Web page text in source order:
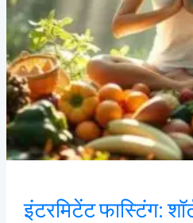
इंटरमिटेंट फास्टिंग: